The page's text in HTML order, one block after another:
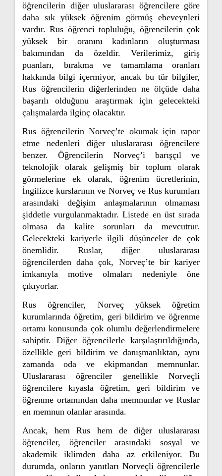
öğrencilerin diğer uluslararası öğrencilere göre
daha sık yüksek öğrenim görmüş ebeveynleri
vardır. Rus öğrenci topluluğu, öğrencilerin çok
yüksek bir oranını kadınların oluşturması
bakımından da özeldir. Verilerimiz, giriş
puanları, bırakma ve tamamlama oranları
hakkında bilgi içermiyor, ancak bu tür bilgiler,
Rus öğrencilerin diğerlerinden ne ölçüde daha
başarılı olduğunu araştırmak için gelecekteki
çalışmalarda ilginç olacaktır.
Rus öğrencilerin Norveç’te okumak için rapor
etme nedenleri diğer uluslararası öğrencilere
benzer. Öğrencilerin Norveç’i barışçıl ve
teknolojik olarak gelişmiş bir toplum olarak
görmelerine ek olarak, öğrenim ücretlerinin,
İngilizce kurslarının ve Norveç ve Rus kurumları
arasındaki değişim anlaşmalarının olmaması
şiddetle vurgulanmaktadır. Listede en üst sırada
olmasa da kalite sorunları da mevcuttur.
Gelecekteki kariyerle ilgili düşünceler de çok
önemlidir. Ruslar, diğer uluslararası
öğrencilerden daha çok, Norveç’te bir kariyer
imkanıyla motive olmaları nedeniyle öne
çıkıyorlar.
Rus öğrenciler, Norveç yüksek öğretim
kurumlarında öğretim, geri bildirim ve öğrenme
ortamı konusunda çok olumlu değerlendirmelere
sahiptir. Diğer öğrencilerle karşılaştırıldığında,
özellikle geri bildirim ve danışmanlıktan, aynı
zamanda oda ve ekipmandan memnunlar.
Uluslararası öğrenciler genellikle Norveçli
öğrencilere kıyasla öğretim, geri bildirim ve
öğrenme ortamından daha memnunlar ve Ruslar
en memnun olanlar arasında.
Ancak, hem Rus hem de diğer uluslararası
öğrenciler, öğrenciler arasındaki sosyal ve
akademik iklimden daha az etkileniyor. Bu
durumda, onların yanıtları Norveçli öğrencilerle